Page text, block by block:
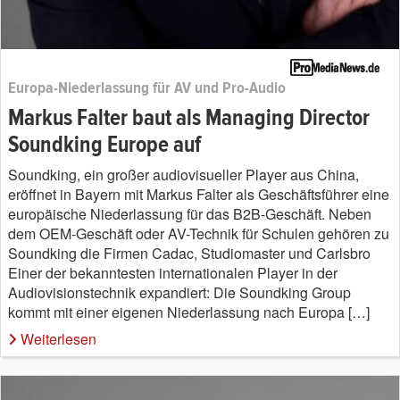
Europa-Niederlassung für AV und Pro-Audio
Markus Falter baut als Managing Director
Soundking Europe auf
Soundking, ein großer audiovisueller Player aus China,
eröffnet in Bayern mit Markus Falter als Geschäftsführer eine
europäische Niederlassung für das B2B-Geschäft. Neben
dem OEM-Geschäft oder AV-Technik für Schulen gehören zu
Soundking die Firmen Cadac, Studiomaster und Carlsbro
Einer der bekanntesten internationalen Player in der
Audiovisionstechnik expandiert: Die Soundking Group
kommt mit einer eigenen Niederlassung nach Europa […]
Weiterlesen